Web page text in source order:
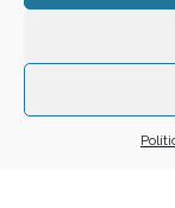
Buscar